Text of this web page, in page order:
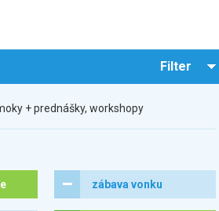
Filter
+ prednášky, workshopy
zábava vonku